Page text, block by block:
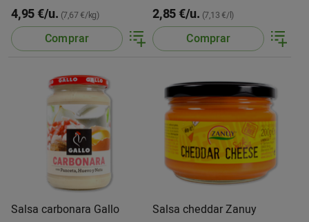
4,95 €/u. (7,67 €/kg)
Comprar
2,85 €/u. (7,13 €/l)
Comprar
Salsa carbonara Gallo Salsa cheddar Zanuy